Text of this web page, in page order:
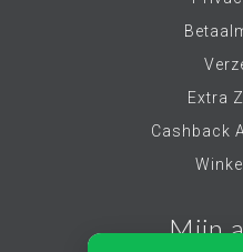
Extra
Cashback
Mijn